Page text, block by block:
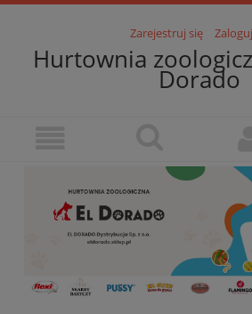
Zarejestruj się
Hurtownia
Dorado